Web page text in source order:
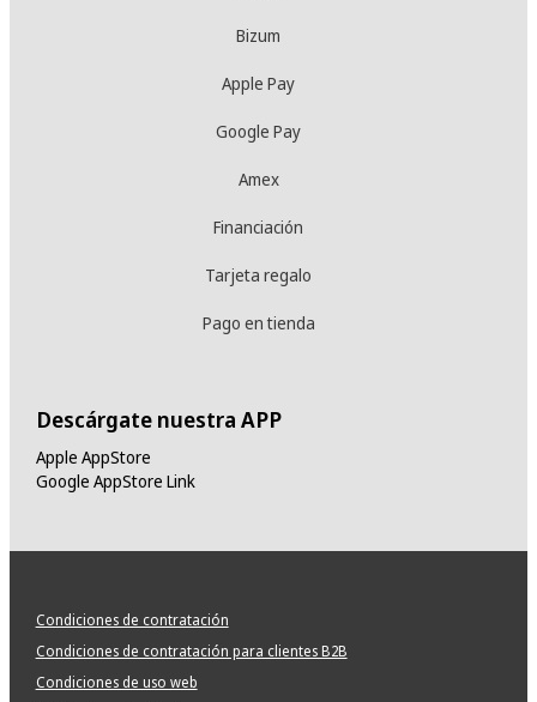
Bizum
Apple Pay
Google Pay
Amex
Financiación
Tarjeta regalo
Pago en tienda
Descárgate nuestra APP
Apple AppStore
Google AppStore Link
Condiciones de contratación
Condiciones de contratación para clientes B2B
Condiciones de uso web